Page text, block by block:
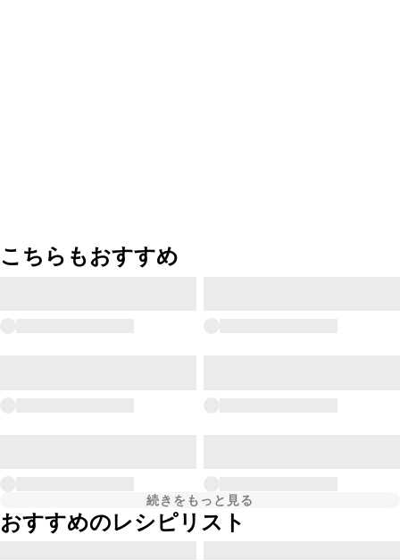
こちらもおすすめ
続きをもっと見る
おすすめのレシピリスト